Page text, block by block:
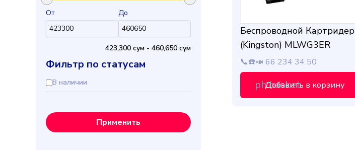
Беспроводной Картридер
(Kingston) MLWG3ER
📞☎️📣 66 234 34 50
ph:basket
Добавить в корзину
От До
423,300 cум- 460,650 cум
Фильтр по статусам
В наличии
Применить